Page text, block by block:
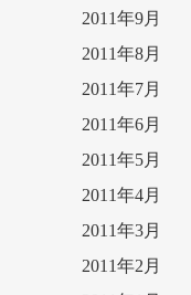
2011年9月
2011年8月
2011年7月
2011年6月
2011年5月
2011年4月
2011年3月
2011年2月